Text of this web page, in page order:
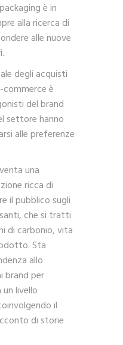
è in
alla ricerca di
alle nuove
degli acquisti
commerce è
del brand
settore hanno
alle preferenze
una
ricca di
il pubblico sugli
che si tratti
di carbonio, vita
Sta
allo
brand per
livello
il
di storie